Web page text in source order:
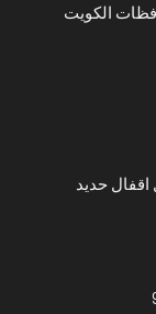
الكويت
اقفال حديد